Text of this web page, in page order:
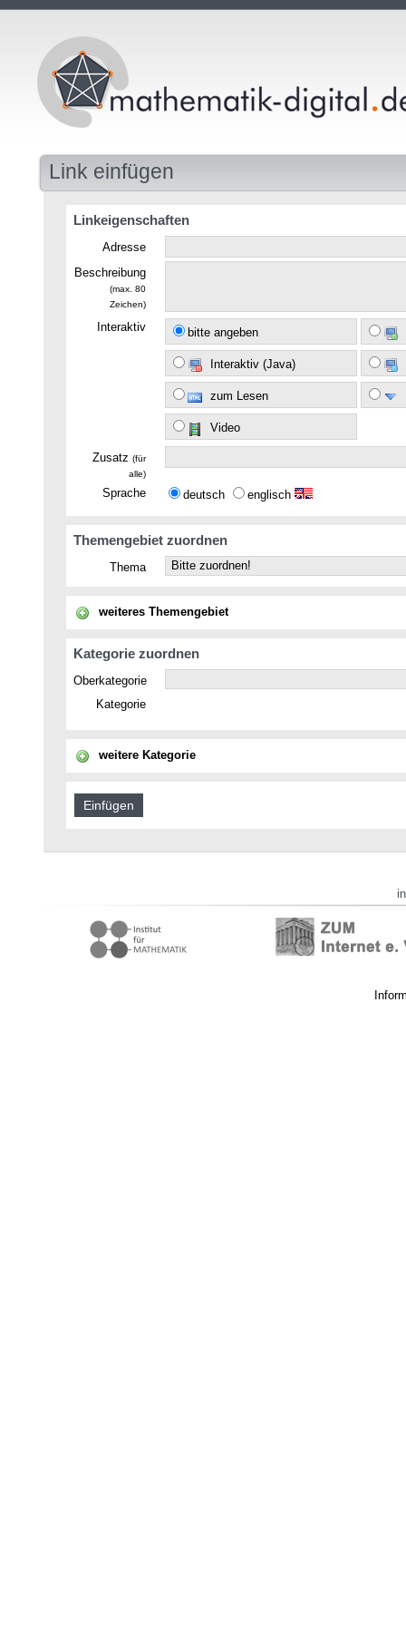
Link einfügen
Linkeigenschaften
Adresse
Beschreibung
(max. 80
Zeichen)
Interaktiv bitte angeben
Interaktiv (Java)
zum Lesen
Video
Zusatz (für
alle)
Sprache deutsch englisch
Themengebiet zuordnen
Thema
weiteres Themengebiet
Kategorie zuordnen
Oberkategorie
Kategorie
weitere Kategorie